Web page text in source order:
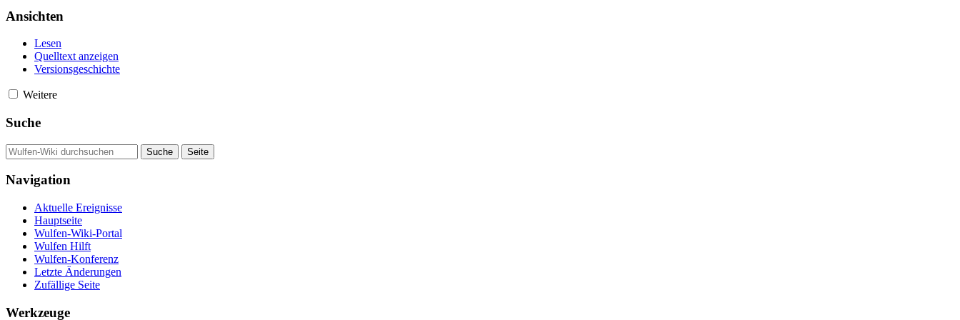
Ansichten
Lesen
Quelltext anzeigen
Versionsgeschichte
Weitere
Suche
Navigation
Aktuelle Ereignisse
Hauptseite
Wulfen-Wiki-Portal
Wulfen Hilft
Wulfen-Konferenz
Letzte Änderungen
Zufällige Seite
Werkzeuge